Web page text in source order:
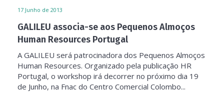
17 Junho de 2013
GALILEU associa-se aos Pequenos Almoços
Human Resources Portugal
A GALILEU será patrocinadora dos Pequenos Almoços
Human Resources. Organizado pela publicação HR
Portugal, o workshop irá decorrer no próximo dia 19
de Junho, na Fnac do Centro Comercial Colombo...